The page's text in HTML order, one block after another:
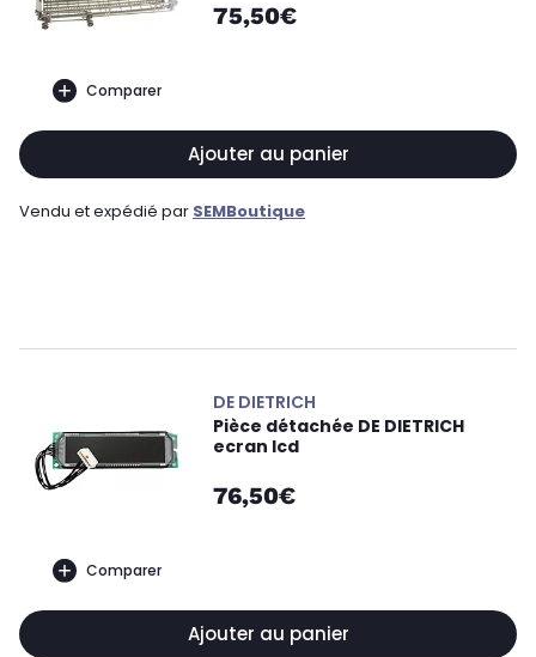
Comparer
75,50€
Ajouter au panier
Vendu et expédié par SEMBoutique
Comparer
DE DIETRICH
Pièce détachée DE DIETRICH
ecran lcd
76,50€
Ajouter au panier